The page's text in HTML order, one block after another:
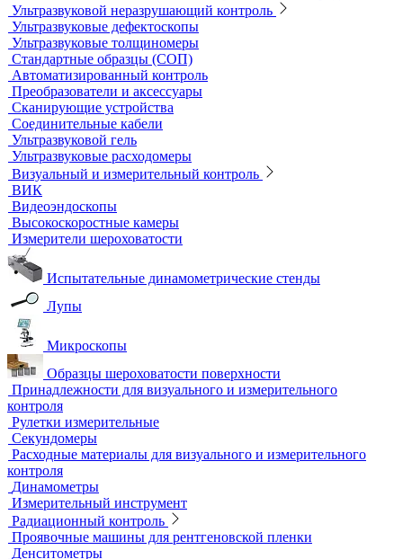
Термостаты, бани и инкубаторы
Бани
Бани серологические
Водяные бани
Инкубаторы
Масляные бани
Песчаные бани
Сухие бани
Термостаты
Термостаты жидкостные
Термостаты твердотельные
Химическое и биохимическое потребление кислорода
Ультразвуковой неразрушающий контроль
Ультразвуковые дефектоскопы
Ультразвуковые толщиномеры
Стандартные образцы (СОП)
Автоматизированный контроль
Преобразователи и аксессуары
Сканирующие устройства
Соединительные кабели
Ультразвуковой гель
Ультразвуковые расходомеры
Визуальный и измерительный контроль
ВИК
Видеоэндоскопы
Высокоскоростные камеры
Измерители шероховатости
Испытательные динамометрические стенды
Лупы
Микроскопы